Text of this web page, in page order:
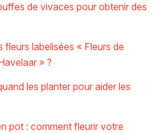
de vivaces pour obtenir des
fleurs labelisées « Fleurs de
» ?
les planter pour aider les
pot : comment fleurir votre